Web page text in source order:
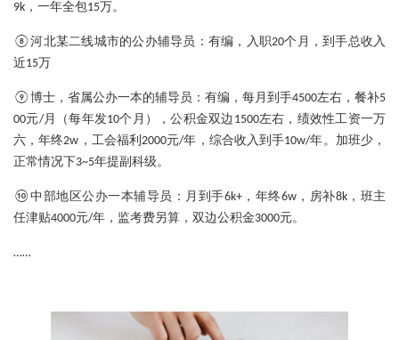
9k，一年全包15万。
⑧河北某二线城市的公办辅导员 ： 有编，入职20个月，到手总收入
近15万
⑨博士，省属公办一本的辅导员 ： 有编，每月到手4500左右，餐补5
00元/月（每年发10个月），公积金双边1500左右，绩效性工资一万
六，年终2w，工会福利2000元/年，综合收入到手10w/年。加班少，
正常情况下3~5年提副科级。
⑩中部地区公办一本辅导员 ： 月到手6k+，年终6w，房补8k，班主
任津贴4000元/年，监考费另算，双边公积金3000元。
……